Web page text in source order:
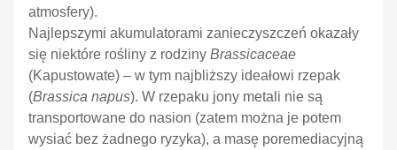
atmosfery).
Najlepszymi akumulatorami zanieczyszczeń okazały
się niektóre rośliny z rodziny Brassicaceae
(Kapustowate) – w tym najbliższy ideałowi rzepak
(Brassica napus). W rzepaku jony metali nie są
transportowane do nasion (zatem można je potem
wysiać bez żadnego ryzyka), a masę poremediacyjną